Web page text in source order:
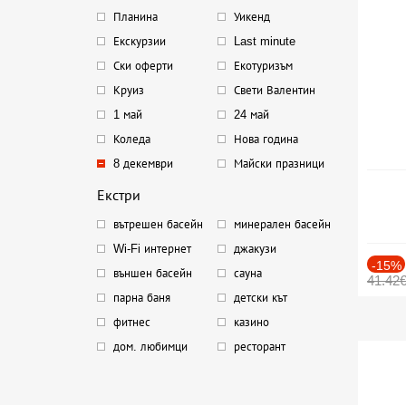
Планина
Уикенд
Екскурзии
Last minute
Ски оферти
Екотуризъм
Круиз
Свети Валентин
1 май
24 май
Коледа
Нова година
8 декември
Майски празници
Екстри
вътрешен басейн
минерален басейн
Wi-Fi интернет
джакузи
външен басейн
сауна
парна баня
детски кът
фитнес
казино
дом. любимци
ресторант
-15%
41.42€